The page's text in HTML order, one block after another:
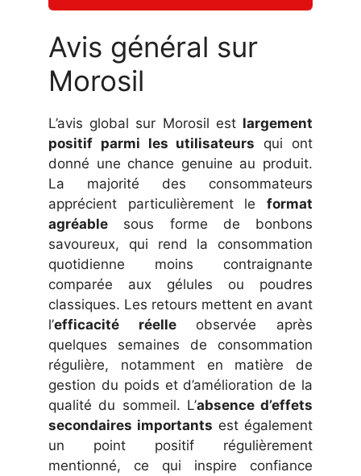
Avis général sur
Morosil
L’avis global sur Morosil est largement
positif parmi les utilisateurs qui ont
donné une chance genuine au produit.
La majorité des consommateurs
apprécient particulièrement le format
agréable sous forme de bonbons
savoureux, qui rend la consommation
quotidienne moins contraignante
comparée aux gélules ou poudres
classiques. Les retours mettent en avant
l’efficacité réelleobservée après
quelques semaines de consommation
régulière, notamment en matière de
gestion du poids et d’amélioration de la
qualité du sommeil. L’absence d’effets
secondaires importants est également
un point positif régulièrement
mentionné, ce qui inspire confiance